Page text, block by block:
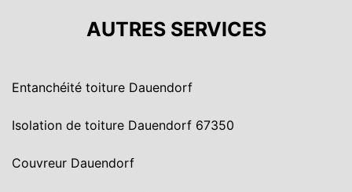
AUTRES SERVICES
Entanchéité toiture Dauendorf
Isolation de toiture Dauendorf 67350
Couvreur Dauendorf